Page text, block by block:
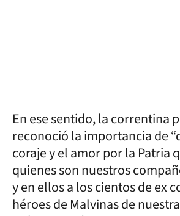
En ese sentido, la correntina
reconoció la importancia de
coraje y el amor por la Patria
quienes son nuestros
y en ellos a los cientos de ex
héroes de Malvinas de